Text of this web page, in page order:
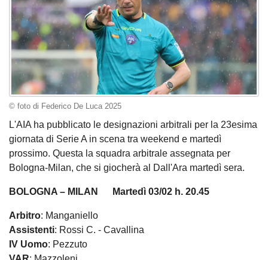
© foto di Federico De Luca 2025
L'AIA ha pubblicato le designazioni arbitrali per la 23esima
giornata di Serie A in scena tra weekend e martedì
prossimo. Questa la squadra arbitrale assegnata per
Bologna-Milan, che si giocherà al Dall'Ara martedì sera.
BOLOGNA – MILAN Martedì 03/02 h. 20.45
Arbitro: Manganiello
Assistenti: Rossi C. - Cavallina
IV Uomo: Pezzuto